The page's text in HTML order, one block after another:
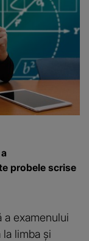
probele scrise
a examenului
limba și